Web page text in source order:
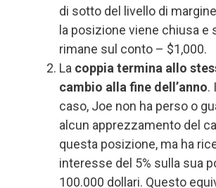
di sotto del livello di
la posizione viene chiusa e
rimane sul conto – $1,000.
La coppia termina allo
cambio alla fine dell’anno.
caso, Joe non ha perso o
alcun apprezzamento del
questa posizione, ma ha
interesse del 5% sulla sua
100.000 dollari. Questo